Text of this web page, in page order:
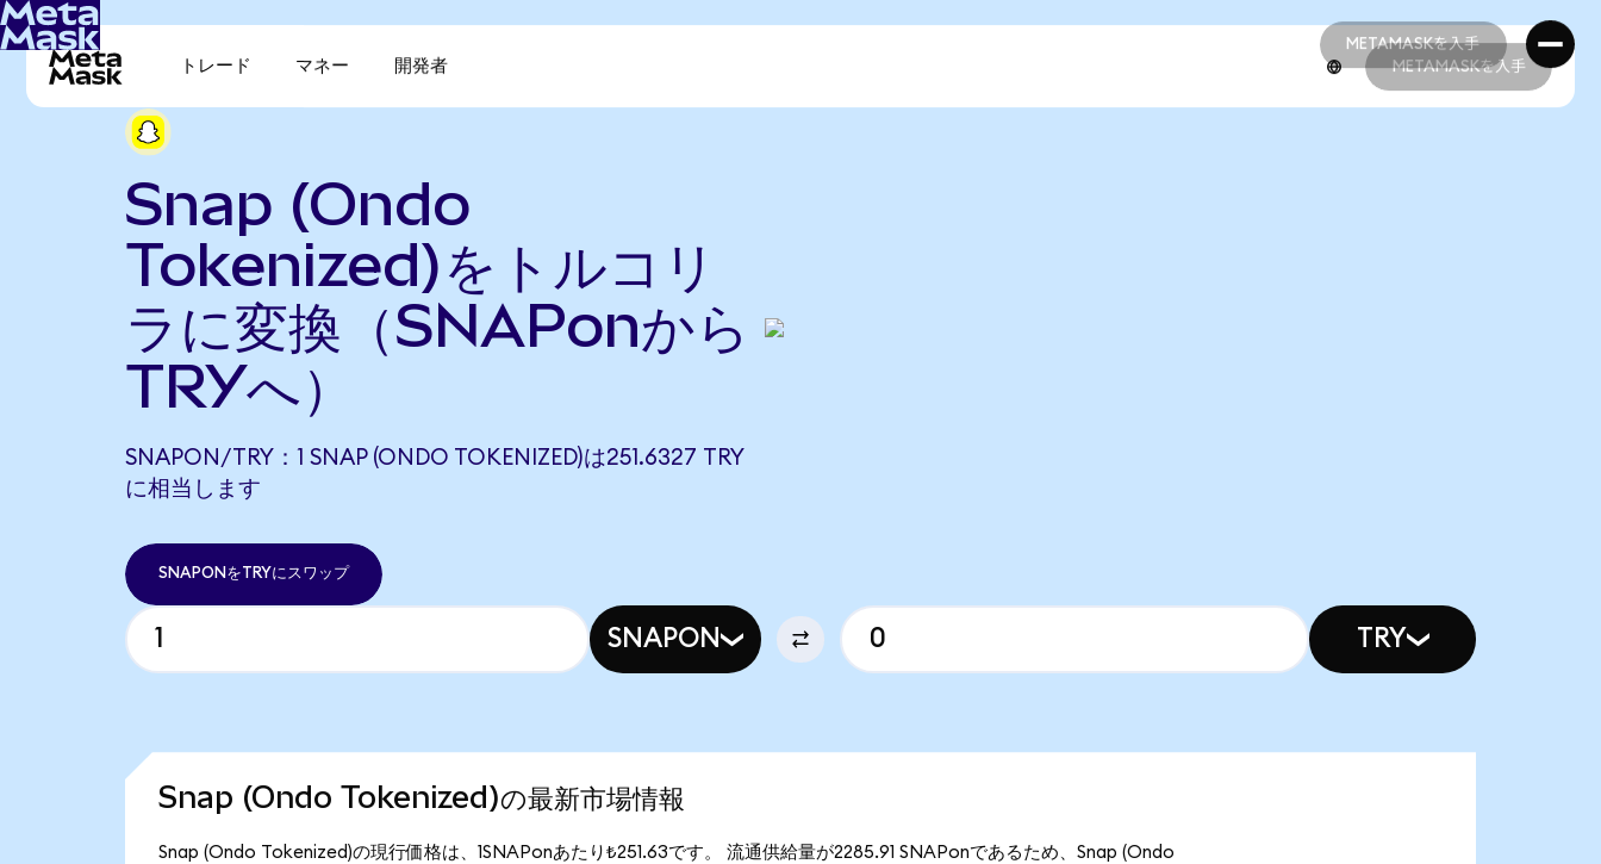
METAMASKを入手
METAMASKを入手
トレード マネー 開発者 METAMASKを入手
Snap (Ondo
Tokenized)をトルコリ
ラに変換（SNAPonから
TRYへ）
SNAPON/TRY：1 SNAP (ONDO TOKENIZED)は251.6327 TRY
に相当します
SNAPONをTRYにスワップ
SNAPON TRY
Snap (Ondo Tokenized)の最新市場情報
Snap (Ondo Tokenized)の現行価格は、1SNAPonあたり₺251.63です。 流通供給量が2285.91 SNAPonであるため、Snap (Ondo